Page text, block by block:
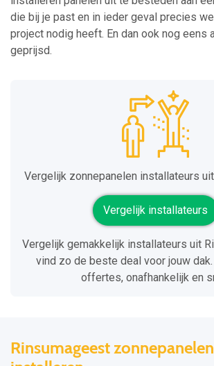
die bij je past en in ieder geval precies
project nodig heeft. En dan ook nog eens
geprijsd.
Vergelijk zonnepanelen installateurs
Vergelijk installateurs
Vergelijk gemakkelijk installateurs uit
vind zo de beste deal voor jouw
offertes, onafhankelijk en
Rinsumageest